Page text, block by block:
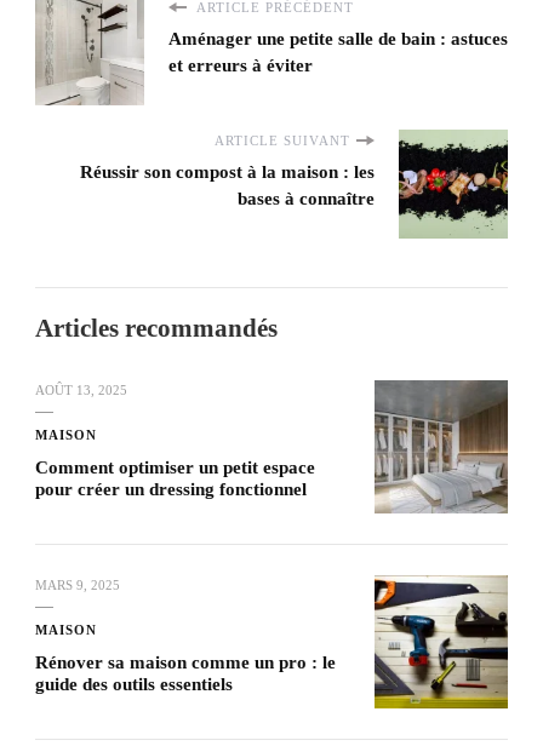
ARTICLE PRÉCÉDENT
Aménager une petite salle de bain : astuces
et erreurs à éviter
ARTICLE SUIVANT
Réussir son compost à la maison : les
bases à connaître
Articles recommandés
AOÛT 13, 2025
MAISON
Comment optimiser un petit espace
pour créer un dressing fonctionnel
MARS 9, 2025
MAISON
Rénover sa maison comme un pro : le
guide des outils essentiels